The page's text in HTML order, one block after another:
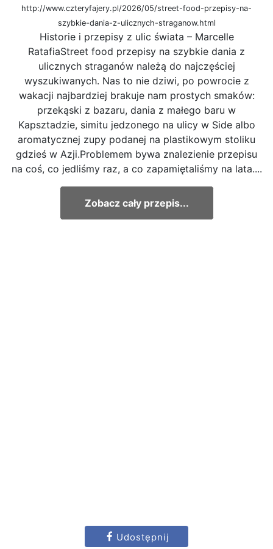
http://www.czteryfajery.pl/2026/05/street-food-przepisy-na-
szybkie-dania-z-ulicznych-straganow.html
Historie i przepisy z ulic świata – Marcelle
RatafiaStreet food przepisy na szybkie dania z
ulicznych straganów należą do najczęściej
wyszukiwanych. Nas to nie dziwi, po powrocie z
wakacji najbardziej brakuje nam prostych smaków:
przekąski z bazaru, dania z małego baru w
Kapsztadzie, simitu jedzonego na ulicy w Side albo
aromatycznej zupy podanej na plastikowym stoliku
gdzieś w Azji.Problemem bywa znalezienie przepisu
na coś, co jedliśmy raz, a co zapamiętaliśmy na lata....
Zobacz cały przepis...
Udostępnij